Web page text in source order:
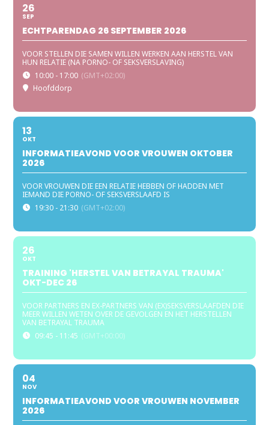
26
SEP
ECHTPARENDAG 26 SEPTEMBER 2026
VOOR STELLEN DIE SAMEN WILLEN WERKEN AAN HERSTEL VAN
HUN RELATIE (NA PORNO- OF SEKSVERSLAVING)
10:00 - 17:00 (GMT+02:00)
Hoofddorp
13
OKT
INFORMATIEAVOND VOOR VROUWEN OKTOBER
2026
VOOR VROUWEN DIE EEN RELATIE HEBBEN OF HADDEN MET
IEMAND DIE PORNO- OF SEKSVERSLAAFD IS
19:30 - 21:30 (GMT+02:00)
26
OKT
TRAINING 'HERSTEL VAN BETRAYAL TRAUMA'
OKT-DEC 26
VOOR PARTNERS EN EX-PARTNERS VAN (EX)SEKSVERSLAAFDEN DIE
MEER WILLEN WETEN OVER DE GEVOLGEN EN HET HERSTELLEN
VAN BETRAYAL TRAUMA
09:45 - 11:45 (GMT+00:00)
04
NOV
INFORMATIEAVOND VOOR VROUWEN NOVEMBER
2026